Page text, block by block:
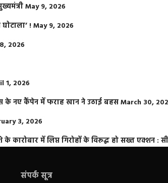
May 9, 2026
!May 9, 2026
2026
1, 2026
के नए कैंपेन में फराह खान ने उठाई बहसMarch 30,
3, 2026
कारोबार में लिप्त गिरोहों के विरूद्ध हो सख्त एक्शन :
संपर्क सूत्र